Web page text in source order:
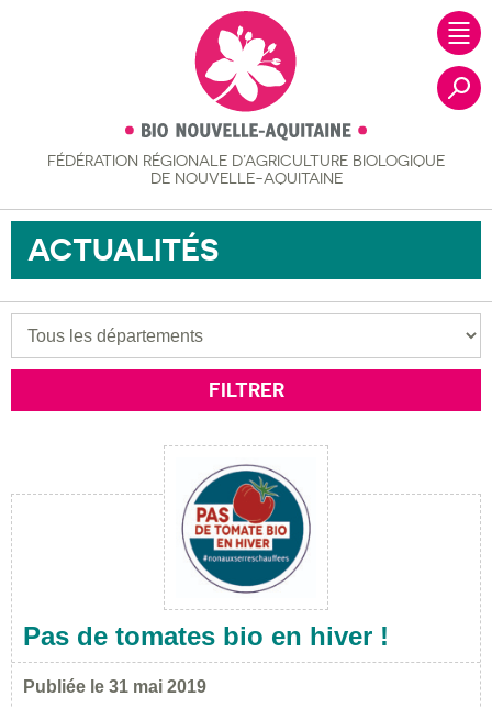
FÉDÉRATION RÉGIONALE D’AGRICULTURE BIOLOGIQUE
DE NOUVELLE-AQUITAINE
ACTUALITÉS
Filtrer les actualités
Départements
FILTRER
Pas de tomates bio en hiver !
Publiée le 31 mai 2019